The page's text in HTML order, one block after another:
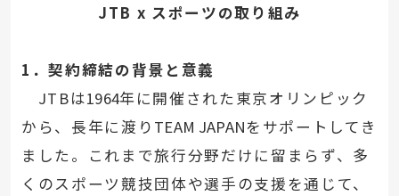
JTB x スポーツの取り組み
1 ．契約締結の背景と意義
JTBは1964年に開催された東京オリンピック
から、長年に渡り TEAM JAPANをサポートしてき
ました。これまで旅行分野だけに留まらず、多
くのスポーツ競技団体や選手の支援を通じて、